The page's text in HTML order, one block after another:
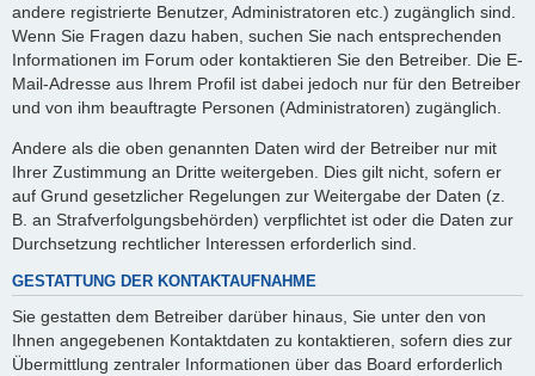
andere registrierte Benutzer, Administratoren etc.) zugänglich sind.
Wenn Sie Fragen dazu haben, suchen Sie nach entsprechenden
Informationen im Forum oder kontaktieren Sie den Betreiber. Die E-
Mail-Adresse aus Ihrem Profil ist dabei jedoch nur für den Betreiber
und von ihm beauftragte Personen (Administratoren) zugänglich.
Andere als die oben genannten Daten wird der Betreiber nur mit
Ihrer Zustimmung an Dritte weitergeben. Dies gilt nicht, sofern er
auf Grund gesetzlicher Regelungen zur Weitergabe der Daten (z.
B. an Strafverfolgungsbehörden) verpflichtet ist oder die Daten zur
Durchsetzung rechtlicher Interessen erforderlich sind.
GESTATTUNG DER KONTAKTAUFNAHME
Sie gestatten dem Betreiber darüber hinaus, Sie unter den von
Ihnen angegebenen Kontaktdaten zu kontaktieren, sofern dies zur
Übermittlung zentraler Informationen über das Board erforderlich